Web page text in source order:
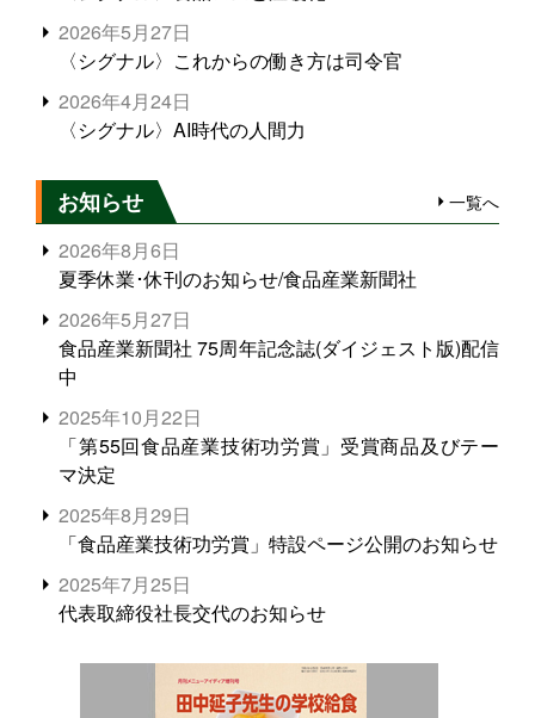
2026年5月27日
〈シグナル〉これからの働き方は司令官
2026年4月24日
〈シグナル〉AI時代の人間力
お知らせ 一覧へ
2026年8月6日
夏季休業･休刊のお知らせ/食品産業新聞社
2026年5月27日
食品産業新聞社 75周年記念誌(ダイジェスト版)配信
中
2025年10月22日
「第55回食品産業技術功労賞」受賞商品及びテー
マ決定
2025年8月29日
「食品産業技術功労賞」特設ページ公開のお知らせ
2025年7月25日
代表取締役社長交代のお知らせ